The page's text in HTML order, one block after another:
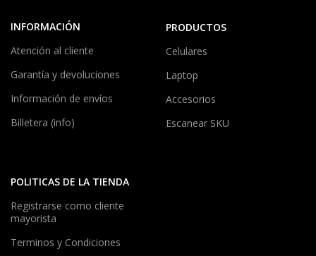
INFORMACIÓN
Atención al cliente
Garantía y devoluciones
Información de envíos
Billetera (info)
PRODUCTOS
Celulares
Laptop
Accesorios
Escanear SKU
POLITICAS DE LA TIENDA
Registrarse como cliente
mayorista
Terminos y Condiciones